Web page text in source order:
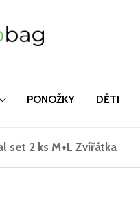
PONOŽKY DĚTI
set 2 ks M+L Zvířátka